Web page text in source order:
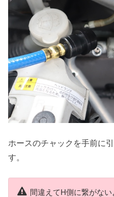
ホースのチャックを手前に
す。
間違えてH側に繋がない